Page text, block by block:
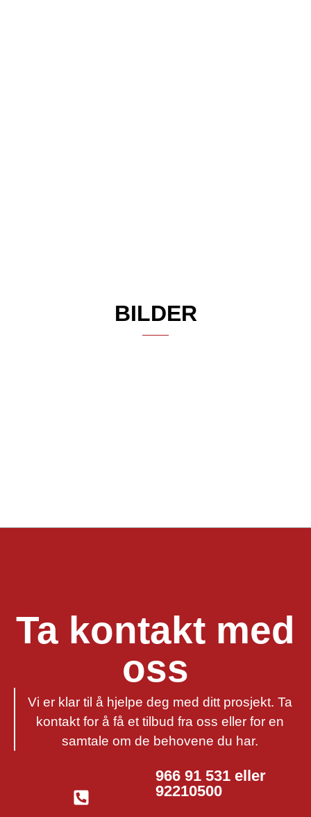
BILDER
Ta kontakt med
oss
Vi er klar til å hjelpe deg med ditt prosjekt. Ta
kontakt for å få et tilbud fra oss eller for en
samtale om de behovene du har.
966 91 531 eller
92210500